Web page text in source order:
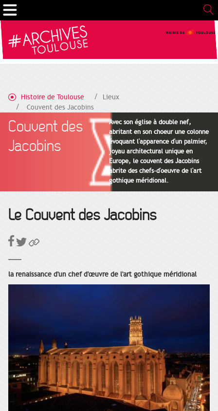
Histoire de Toulouse
Lieux
Couvent des Jacobins
Couvent des
Jacobins
Avec son église à double nef,
abritant en son choeur une colonne
évoquant l'apparence d'un palmier,
joyau architectural unique en
Europe, le couvent des Jacobins
abrite des chefs-d'oeuvre de l'art
gothique méridional.
Le Couvent des Jacobins
la renaissance d'un chef d'œuvre de l'art gothique méridional
Gestion de vos préférences sur les cookies